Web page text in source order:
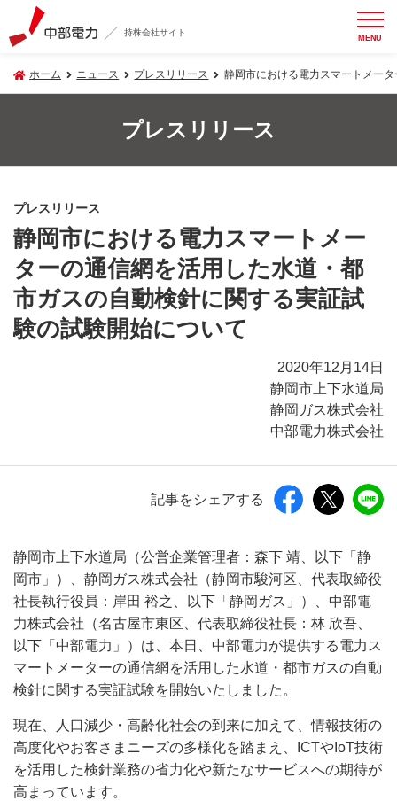
持株会社サイト MENU
ホーム ニュース プレスリリース 静岡市における電力スマートメー
プレスリリース
プレスリリース
静岡市における電力スマートメー
ターの通信網を活用した水道・都
市ガスの自動検針に関する実証試
験の試験開始について
2020年12月14日
静岡市上下水道局
静岡ガス株式会社
中部電力株式会社
記事をシェアする
静岡市上下水道局（公営企業管理者：森下 靖、以下「静
岡市」）、静岡ガス株式会社（静岡市駿河区、代表取締役
社長執行役員：岸田 裕之、以下「静岡ガス」）、中部電
力株式会社（名古屋市東区、代表取締役社長：林 欣吾、
以下「中部電力」）は、本日、中部電力が提供する電力ス
マートメーターの通信網を活用した水道・都市ガスの自動
検針に関する実証試験を開始いたしました。
現在、人口減少・高齢化社会の到来に加えて、情報技術の
高度化やお客さまニーズの多様化を踏まえ、ICTやIoT技術
を活用した検針業務の省力化や新たなサービスへの期待が
高まっています。